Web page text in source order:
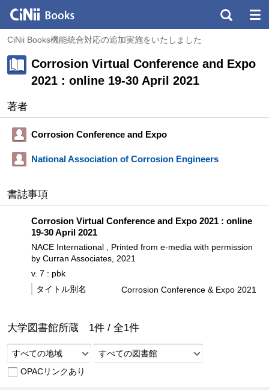
CiNii Books機能統合対応の追加実施をいたしました
Corrosion Virtual Conference and Expo
2021 : online 19-30 April 2021
著者
Corrosion Conference and Expo
National Association of Corrosion Engineers
書誌事項
Corrosion Virtual Conference and Expo 2021 : online
19-30 April 2021
NACE International , Printed from e-media with permission
by Curran Associates, 2021
v. 7 : pbk
タイトル別名
Corrosion Conference & Expo 2021
大学図書館所蔵 1件 / 全1件
すべての地域
すべての図書館
OPACリンクあり